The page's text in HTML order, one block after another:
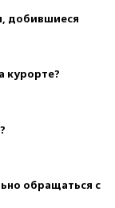
добившиеся
курорте?
обращаться с